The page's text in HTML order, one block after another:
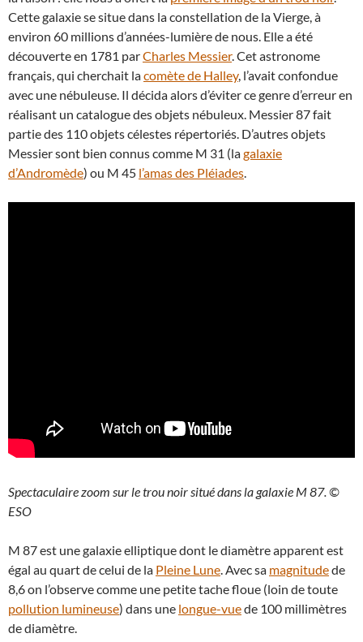
Cette galaxie se situe dans la constellation de la Vierge, à
environ 60 millions d’années-lumière de nous. Elle a été
découverte en 1781 parCharles Messier. Cet astronome
français, qui cherchait lacomète de Halley, l’avait confondue
avec une nébuleuse. Il décida alors d’éviter ce genre d’erreur en
réalisant un catalogue des objets nébuleux. Messier 87 fait
partie des 110 objets célestes répertoriés. D’autres objets
Messier sont bien connus comme M 31 (lagalaxie
d’Andromède) ou M 45 l’amas des Pléiades.
Spectaculaire zoom sur le trou noir situé dans la galaxie M 87. ©
ESO
M 87 est une galaxie elliptique dont le diamètre apparent est
égal au quart de celui de la Pleine Lune. Avec sa magnitudede
8,6 on l’observe comme une petite tache floue (loin de toute
pollution lumineuse) dans une longue-vuede 100 millimètres
de diamètre.